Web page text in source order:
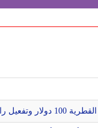
الفحص...تفاصيل